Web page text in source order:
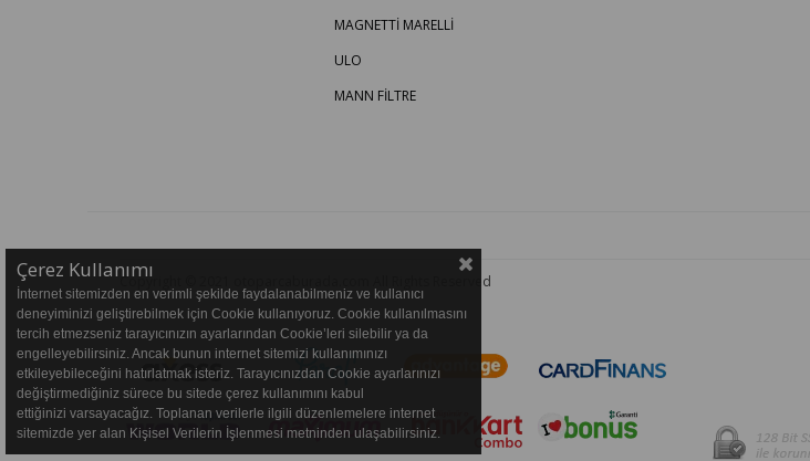
MAGNETTİ MARELLİ
ULO
MANN FİLTRE
Copyright © 2021 otoparcaburada.com All Rights Reserved
Çerez Kullanımı
İnternet sitemizden en verimli şekilde faydalanabilmeniz ve kullanıcı
deneyiminizi geliştirebilmek için Cookie kullanıyoruz. Cookie kullanılmasını
tercih etmezseniz tarayıcınızın ayarlarından Cookie’leri silebilir ya da
engelleyebilirsiniz. Ancak bunun internet sitemizi kullanımınızı
etkileyebileceğini hatırlatmak isteriz. Tarayıcınızdan Cookie ayarlarınızı
değiştirmediğiniz sürece bu sitede çerez kullanımını kabul
ettiğinizi varsayacağız. Toplanan verilerle ilgili düzenlemelere internet
sitemizde yer alan Kişisel Verilerin İşlenmesi metninden ulaşabilirsiniz.